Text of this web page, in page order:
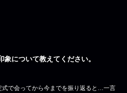
について教えてください。
式で会ってから今までを振り返ると…一言